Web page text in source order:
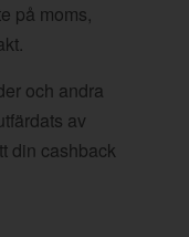
på moms,
och andra
av
din cashback